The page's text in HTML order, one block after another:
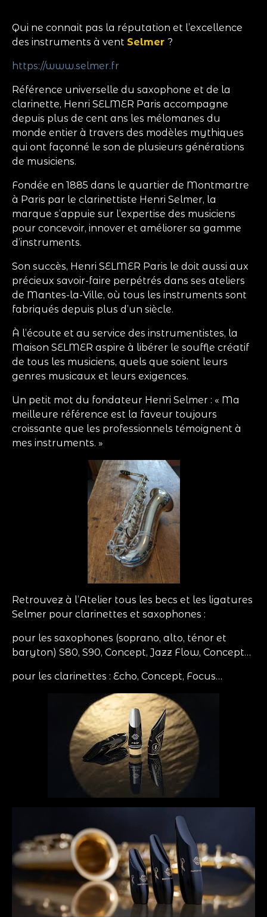
Qui ne connait pas la réputation et l’excellence
des instruments à vent Selmer ?
https://www.selmer.fr
Référence universelle du saxophone et de la
clarinette, Henri SELMER Paris accompagne
depuis plus de cent ans les mélomanes du
monde entier à travers des modèles mythiques
qui ont façonné le son de plusieurs générations
de musiciens.
Fondée en 1885 dans le quartier de Montmartre
à Paris par le clarinettiste Henri Selmer, la
marque s’appuie sur l’expertise des musiciens
pour concevoir, innover et améliorer sa gamme
d’instruments.
Son succès, Henri SELMER Paris le doit aussi aux
précieux savoir-faire perpétrés dans ses ateliers
de Mantes-la-Ville, où tous les instruments sont
fabriqués depuis plus d’un siècle.
À l’écoute et au service des instrumentistes, la
Maison SELMER aspire à libérer le souffle créatif
de tous les musiciens, quels que soient leurs
genres musicaux et leurs exigences.
Un petit mot du fondateur Henri Selmer : « Ma
meilleure référence est la faveur toujours
croissante que les professionnels témoignent à
mes instruments. »
Retrouvez à l’Atelier tous les becs et les ligatures
Selmer pour clarinettes et saxophones :
pour les saxophones (soprano, alto, ténor et
baryton) S80, S90, Concept, Jazz Flow, Concept…
pour les clarinettes : Echo, Concept, Focus…